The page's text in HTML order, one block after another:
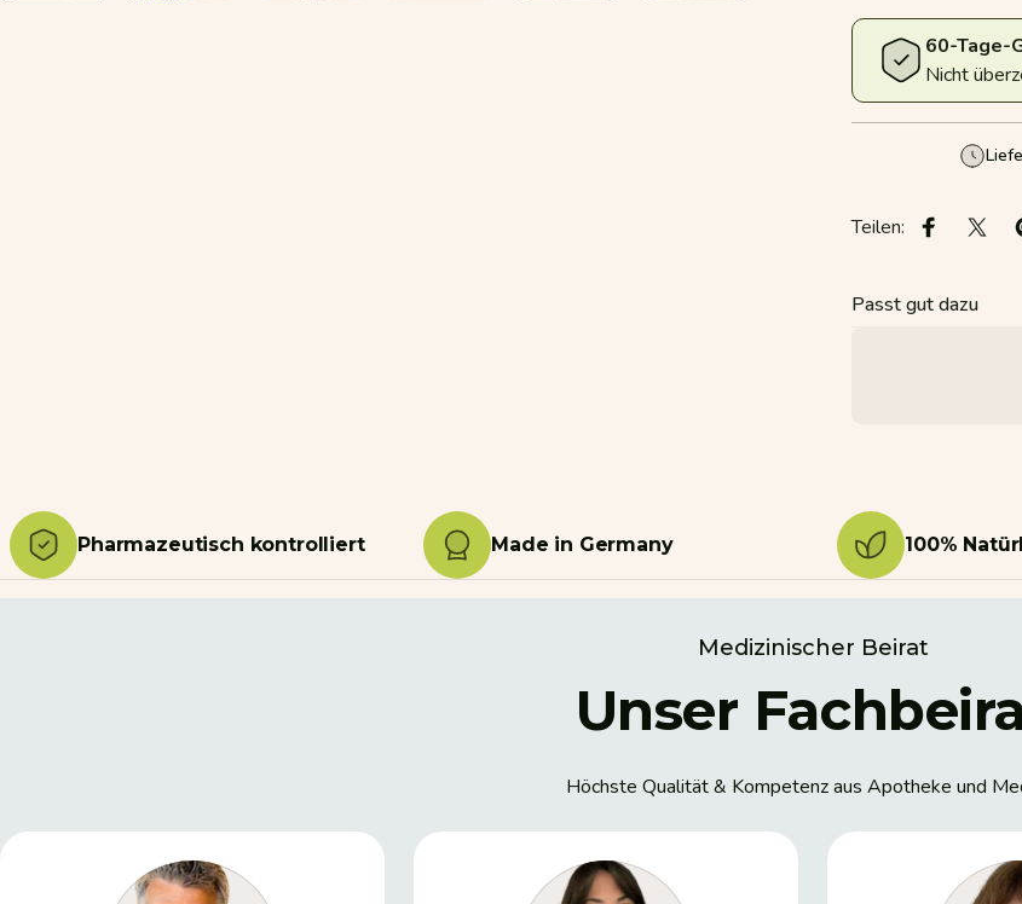
60-Tage-
Nicht
Teilen: Auf Auf
Passt gut dazu
Pharmazeutisch kontrolliert Made in Germany 100%
Medizinischer Beirat
Unser
Höchste Qualität & Kompetenz aus Apotheke und